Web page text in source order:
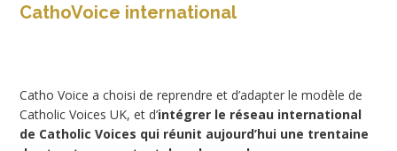
CathoVoice international
Catho Voice a choisi de reprendre et d’adapter le modèle de
Catholic Voices UK, et d’intégrer le réseau international
de Catholic Voices qui réunit aujourd’hui une trentaine